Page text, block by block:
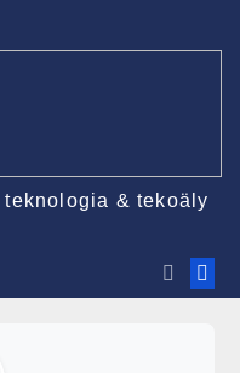
teknologia & tekoäly